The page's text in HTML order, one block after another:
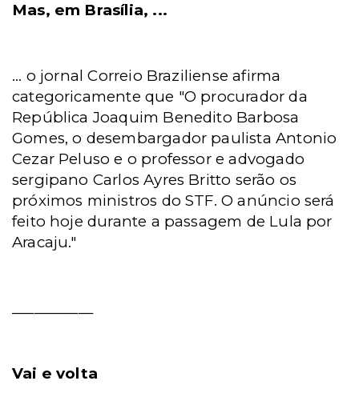
Mas, em Brasília, ...
... o jornal Correio Braziliense afirma
categoricamente que "O procurador da
República Joaquim Benedito Barbosa
Gomes, o desembargador paulista Antonio
Cezar Peluso e o professor e advogado
sergipano Carlos Ayres Britto serão os
próximos ministros do STF. O anúncio será
feito hoje durante a passagem de Lula por
Aracaju."
Vai e volta